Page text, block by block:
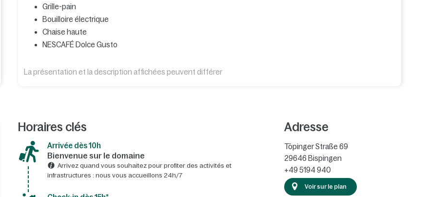
Grille-pain
Bouilloire électrique
Chaise haute
NESCAFÉ Dolce Gusto
La présentation et la description affichées peuvent différer
Horaires clés
Arrivée dès 10h​
Bienvenue sur le domaine​
Arrivez quand vous souhaitez pour profiter des activités et
infrastructures : nous vous accueillons 24h/7​
Adresse
Töpinger Straße 69
29646 Bispingen
+49 5194 940
Voir sur le plan